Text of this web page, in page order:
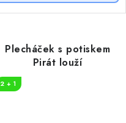
Plecháček s potiskem
Pirát louží
2 + 1